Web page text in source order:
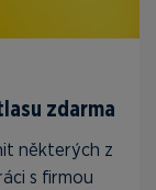
zdarma
některých z
s firmou